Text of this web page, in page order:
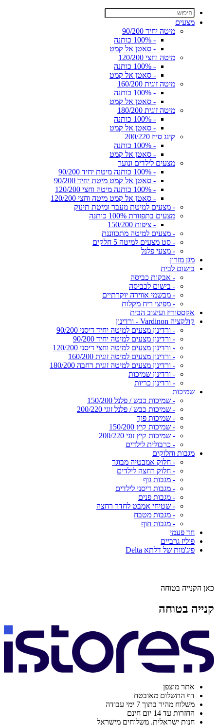
מצעים
מיטה יחיד 90/200
- 100% כותנה
- סאטן אל קמט
מיטה וחצי 120/200
- 100% כותנה
- סאטן אל קמט
מיטה זוגית 160/200
- 100% כותנה
- סאטן אל קמט
מיטה זוגית 180/200
- 100% כותנה
- סאטן אל קמט
קינג סייז 200/220
- 100% כותנה
- סאטן אל קמט
מצעים לילדים ונוער
- 100% כותנה מיטת יחיד 90/200
- סאטן אל קמט מיטת יחיד 90/200
- 100% כותנה מיטה וחצי 120/200
- סאטן אל קמט מיטה וחצי 120/200
- מצעים למיטת מעבר ומיטת תינוק
מצעים בתפזורת 100% כותנה
- ציפות 150/200
- מצעים למיטה מתכווננת
- סט מצעים למיטה 5 חלקים
- מצעי פלנל
מגן מזרון
בישום לבית
- אבקות כביסה
- בישום לכביסה
- מבשמי אווירה יוקרתיים
- מפיצי ריח מקלות
אקססוריז ועיצוב הבית
קולקציה Vardinon - ורדינון
- ורדינון מצעים למיטה יחיד דיסני 90/200
- ורדינון מצעים למיטה יחיד 90/200
- ורדינון מצעים למיטה וחצי דיסני 120/200
- ורדינון מצעים למיטה זוגית 160/200
- ורדינון מצעים למיטה זוגית רחבה 180/200
- ורדינון שמיכות
- ורדינון כריות
שמיכות
- שמיכות כבש / פלנל 150/200
- שמיכות כבש / פלנל זוגי 200/220
- שמיכות פוך
- שמיכות קיץ 150/200
- שמיכות קיץ זוגי 200/220
- כרבולית לילדים
מגבות וחלוקים
- חלוק אמבטיה מבוגר
- חלוק רחצה לילדים
- מגבות גוף
- מגבות דיסני לילדים
- מגבות פנים
- שטיחי אמבט לחדר רחצה
- מגבות מטבח
- מגבות חוף
חד פעמי
פוליז גרביים
פיג'מות של דלתא Delta
כאן הקנייה בטוחה
קנייה בטוחה
אתר מוצפן
דף התשלום מאובטח
משלוח מהיר בתוך 7 ימי עבודה
החזרות עד 14 יום חינם
חנות ישראלית. משלוחים מישראל